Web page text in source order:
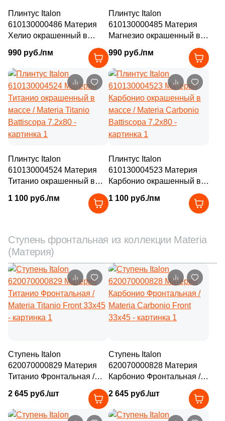
Плинтус Italon
610130000486 Материя
Хелио окрашенный в
Battiscopa 7.2х60
990 руб./пм
Плинтус Italon
610130000485 Материя
Магнезио окрашенный в
массе / Materia Magnesio
Battiscopa 7.2х60
990 руб./пм
Плинтус Italon
610130004524 Материя
Титанио окрашенный в
Battiscopa 7.2х80
1 100 руб./пм
Плинтус Italon
610130004523 Материя
Карбонио окрашенный в
массе / Materia Carbonio
Battiscopa 7.2х80
1 100 руб./пм
Ступень фронтальная из коллекции Materia
(Материя)
Ступень Italon
620070000829 Материя
Титанио Фронтальная /
Materia Titanio Front 33x45
2 645 руб./шт
Ступень Italon
620070000828 Материя
Карбонио Фронтальная /
33x45
2 645 руб./шт